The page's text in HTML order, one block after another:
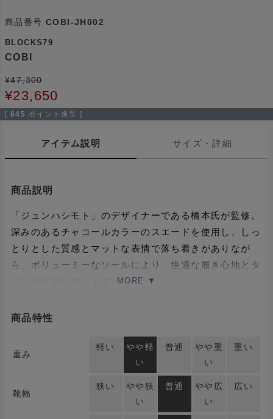
商品番号 COBI-JH002
BLOCKS79
COBI
¥47,300
¥23,650
[ 645 ポイント進呈 ]
アイテム説明 サイズ・詳細
商品説明
「ジュンハシモト」のデザイナーである橋本氏が監修。
深みのあるチャコールカラーのスエードを使用し、しっ
とりとした質感とマットな表情で落ち着きがありなが
ら、ボリューミーなソールにより、快適な履き心地とタ
フな存在感を放ちます。
※注意事項
りする場合がございますのでご使用の際はご注意くださ
商品特性
重み
軽い
やや軽
い
普通
やや重
い
重い
靴幅
狭い
やや狭
い
普通
やや広
い
広い